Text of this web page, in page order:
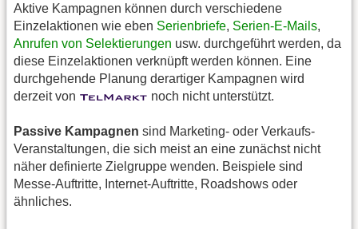
Aktive Kampagnen können durch verschiedene
Einzelaktionen wie eben Serienbriefe, Serien-E-Mails,
Anrufen von Selektierungen usw. durchgeführt werden, da
diese Einzelaktionen verknüpft werden können. Eine
durchgehende Planung derartiger Kampagnen wird
derzeit von
noch nicht unterstützt.
Passive Kampagnen sind Marketing- oder Verkaufs-
Veranstaltungen, die sich meist an eine zunächst nicht
näher definierte Zielgruppe wenden. Beispiele sind
Messe-Auftritte, Internet-Auftritte, Roadshows oder
ähnliches.